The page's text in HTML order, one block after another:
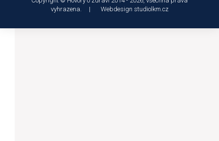
vyhrazena. | Webdesign studiolkm.cz